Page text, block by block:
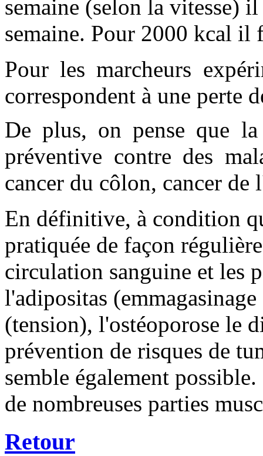
semaine (selon la vitesse)
semaine. Pour 2000 kcal il
Pour les marcheurs
correspondent à une perte
De plus, on pense que
préventive contre des
cancer du côlon, cancer de
En définitive, à condition
pratiquée de façon
circulation sanguine et les
l'adipositas
(tension), l'ostéoporose le
prévention de risques de
semble également
de nombreuses parties
Retour